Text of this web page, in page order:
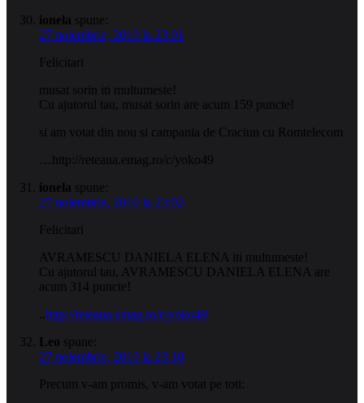
ionela spune:
27 noiembrie, 2010 la 23:01
Felicitari
musat sorin iti multumeste!
Cu ajutorul tau, musat sorin are acum 159 puncte!
si am votat din nou si campania de Craciun cu Romtelecom
…http://reteaua.emag.ro/c/yoko49
ionela spune:
27 noiembrie, 2010 la 23:02
Felicitari
AVRAMESCU DANIELA ELENA iti multumeste!
Cu ajutorul tau, AVRAMESCU DANIELA ELENA are
acum 314 puncte!
http://reteaua.emag.ro/c/yoko49
Leo spune:
27 noiembrie, 2010 la 23:10
Precum v-am promis, v-am votat pe toti: